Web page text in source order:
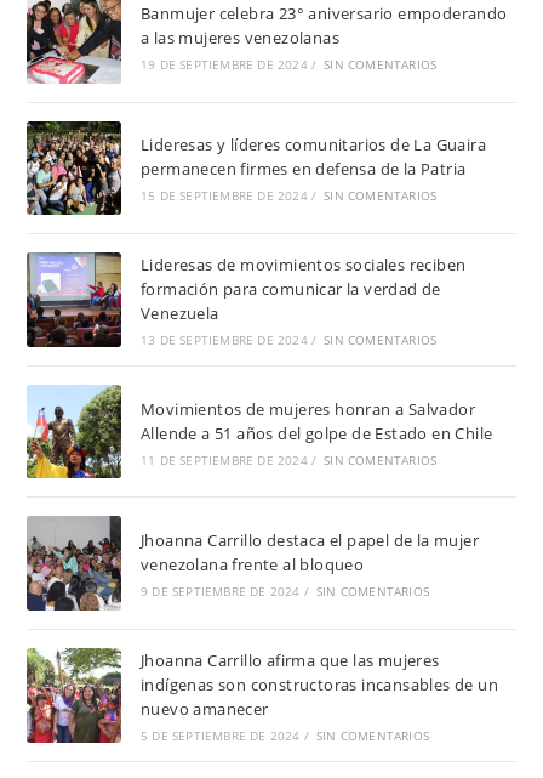
Banmujer celebra 23° aniversario empoderando
a las mujeres venezolanas
19 DE SEPTIEMBRE DE 2024 / SIN COMENTARIOS
Lideresas y líderes comunitarios de La Guaira
permanecen firmes en defensa de la Patria
15 DE SEPTIEMBRE DE 2024 / SIN COMENTARIOS
Lideresas de movimientos sociales reciben
formación para comunicar la verdad de
Venezuela
13 DE SEPTIEMBRE DE 2024 / SIN COMENTARIOS
Movimientos de mujeres honran a Salvador
Allende a 51 años del golpe de Estado en Chile
11 DE SEPTIEMBRE DE 2024 / SIN COMENTARIOS
Jhoanna Carrillo destaca el papel de la mujer
venezolana frente al bloqueo
9 DE SEPTIEMBRE DE 2024 / SIN COMENTARIOS
Jhoanna Carrillo afirma que las mujeres
indígenas son constructoras incansables de un
nuevo amanecer
5 DE SEPTIEMBRE DE 2024 / SIN COMENTARIOS